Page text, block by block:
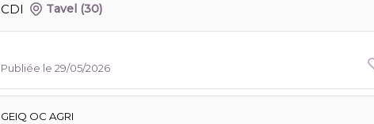
CDI Tavel (30)
Publiée le 29/05/2026
GEIQ OC AGRI